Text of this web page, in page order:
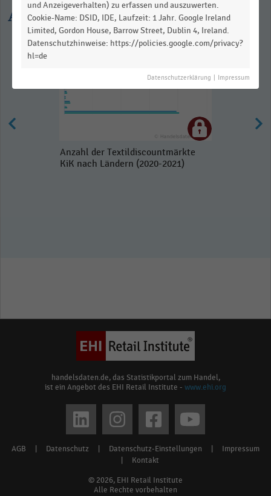
Ausgewählte Statistiken
Anzahl der Textildiscountmärkte
KiK nach Ländern (2020-2021)
handelsdaten.de, das Statistikportal zum Handel,
ist ein Angebot des EHI Retail Institute - www.ehi.org
© 2026, EHI Retail Institute
Alle Rechte vorbehalten
Footer
AGB Datenschutz Datenschutz-Einstellungen
Impressum
Kontakt
und Anzeigeverhalten) zu erfassen und auszuwerten.
Cookie-Name: DSID, IDE, Laufzeit: 1 Jahr. Google Ireland
Limited, Gordon House, Barrow Street, Dublin 4, Ireland.
Datenschutzhinweise: https://policies.google.com/privacy?
hl=de
Datenschutzerklärung Impressum